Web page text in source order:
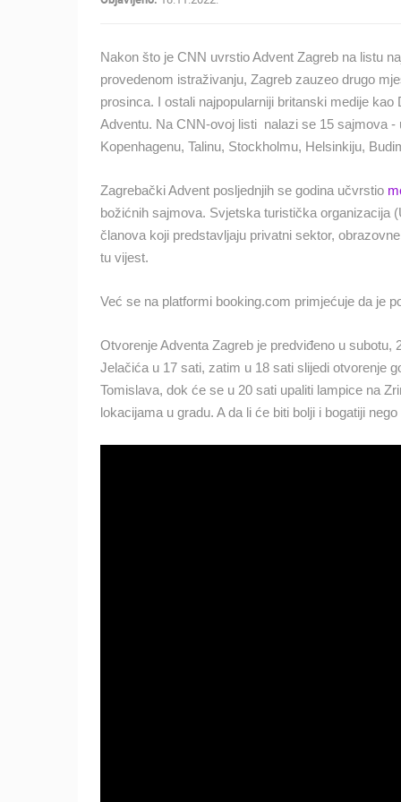
KATEGORIJE KAMERA
NAJBOLJE S WEBA GRADOVI I MJESTA
TRANSPORT I PROMET ZNAMENITOSTI
Nakon što je CNN uvrstio Advent Zagreb na listu
provedenom istraživanju, Zagreb zauzeo drugo
prosinca. I ostali najpopularniji britanski medije
Adventu. Na CNN-ovoj listi nalazi se 15 sajmova
Kopenhagenu, Talinu, Stockholmu, Helsinkiju,
Zagrebački Advent posljednjih se godina učvrstio
božićnih sajmova. Svjetska turistička organizacija
članova koji predstavljaju privatni sektor,
tu vijest.
Već se na platformi booking.com primjećuje da je
Otvorenje Adventa Zagreb je predviđeno u
Jelačića u 17 sati, zatim u 18 sati slijedi otvorenje
Tomislava, dok će se u 20 sati upaliti lampice na
lokacijama u gradu. A da li će biti bolji i bogatiji